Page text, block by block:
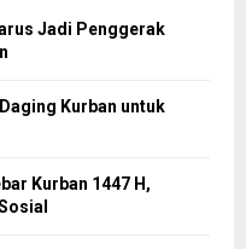
Jadi Penggerak
Kurban untuk
Kurban 1447 H,